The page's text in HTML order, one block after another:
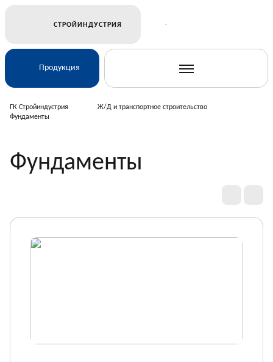
СТРОЙИНДУСТРИЯ
Продукция
Электросетевое строительство
ГК Стройиндустрия
Ж/Д и транспортное строительство
Фундаменты
Фундаменты